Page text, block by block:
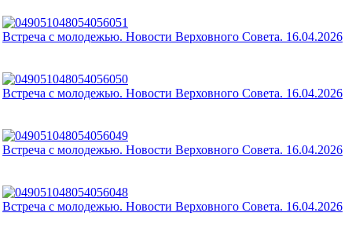
Встреча с молодежью. Новости Верховного Совета. 16.04.2026
Встреча с молодежью. Новости Верховного Совета. 16.04.2026
Встреча с молодежью. Новости Верховного Совета. 16.04.2026
Встреча с молодежью. Новости Верховного Совета. 16.04.2026